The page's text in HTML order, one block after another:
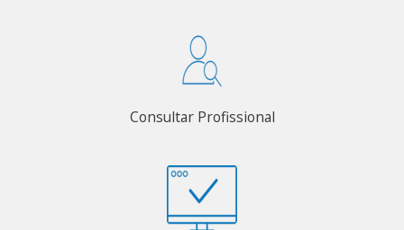
Consultar Profissional